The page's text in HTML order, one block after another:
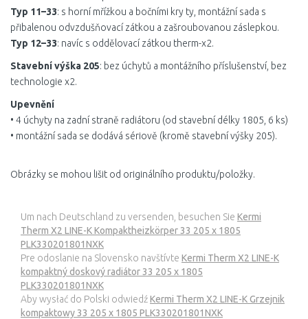
Typ 11–33: s horní mřížkou a bočními kry ty, montážní sada s
přibalenou odvzdušňovací zátkou a zašroubovanou záslepkou.
Typ 12–33: navíc s oddělovací zátkou therm-x2.
Stavební výška 205: bez úchytů a montážního příslušenství, bez
technologie x2.
Upevnění
• 4 úchyty na zadní straně radiátoru (od stavební délky 1805, 6 ks)
• montážní sada se dodává sériově (kromě stavební výšky 205).
Obrázky se mohou lišit od originálního produktu/položky.
Um nach Deutschland zu versenden, besuchen Sie Kermi
Therm X2 LINE-K Kompaktheizkörper 33 205 x 1805
PLK330201801NXK
Pre odoslanie na Slovensko navštívte Kermi Therm X2 LINE-K
kompaktný doskový radiátor 33 205 x 1805
PLK330201801NXK
Aby wysłać do Polski odwiedźKermi Therm X2 LINE-K Grzejnik
kompaktowy 33 205 x 1805 PLK330201801NXK